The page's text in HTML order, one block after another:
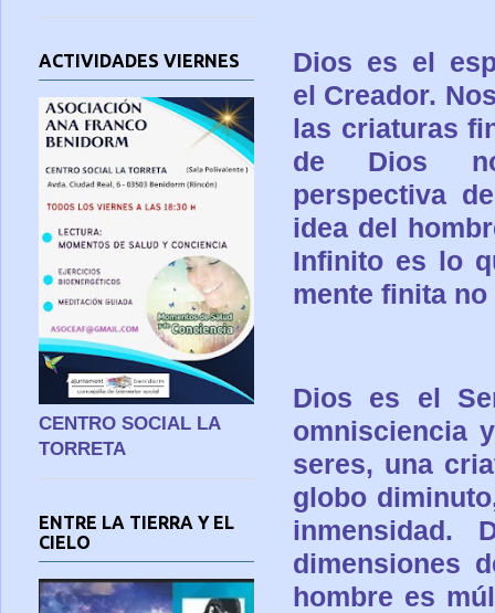
Dios es el
el Creador.
las criaturas
de Dios
perspectiva
idea del
Infinito es lo
mente finita
Dios es el
omnisciencia
seres, una
globo
dimensiones
hombre es
ACTIVIDADES VIERNES
CENTRO SOCIAL LA
TORRETA
ENTRE LA TIERRA Y EL
CIELO